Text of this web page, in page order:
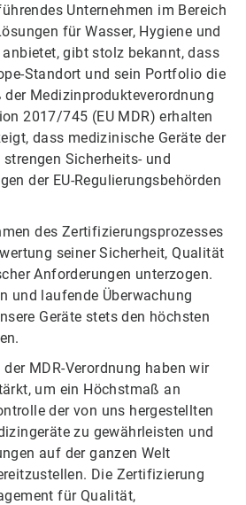
Unternehmen im Bereich
für Wasser, Hygiene und
gibt stolz bekannt, dass
Standort und sein Portfolio die
Medizinprodukteverordnung
2017/745 (EU MDR) erhalten
dass medizinische Geräte der
Sicherheits- und
der EU-Regulierungsbehörden
des Zertifizierungsprozesses
seiner Sicherheit, Qualität
Anforderungen unterzogen.
und laufende Überwachung
Geräte stets den höchsten
MDR-Verordnung haben wir
um ein Höchstmaß an
der von uns hergestellten
zu gewährleisten und
auf der ganzen Welt
Die Zertifizierung
für Qualität,